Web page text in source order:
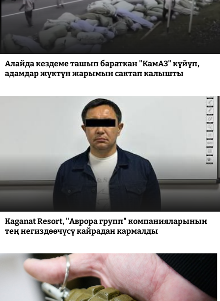
Алайда кездеме ташып бараткан "КамАЗ" күйүп,
адамдар жүктүн жарымын сактап калышты
Kaganat Resort, "Аврора групп" компанияларынын
тең негиздөөчүсү кайрадан кармалды